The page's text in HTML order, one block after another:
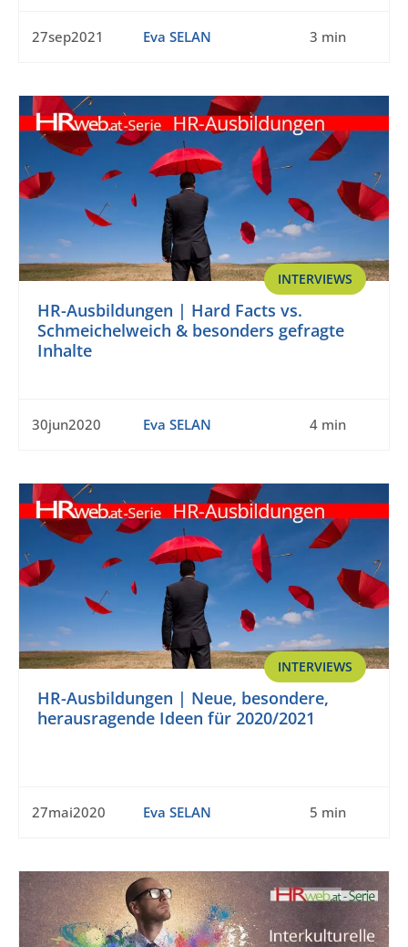
27sep2021 Eva SELAN 3 min
INTERVIEWS
HR-Ausbildungen | Hard Facts vs.
Schmeichelweich & besonders gefragte
Inhalte
30jun2020 Eva SELAN 4 min
INTERVIEWS
HR-Ausbildungen | Neue, besondere,
herausragende Ideen für 2020/2021
27mai2020 Eva SELAN 5 min